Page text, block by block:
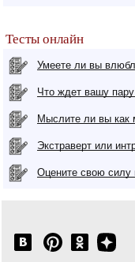
Тесты онлайн
Умеете ли вы
Что ждет вашу
Мыслите ли вы как
Экстраверт или
Оцените свою силу